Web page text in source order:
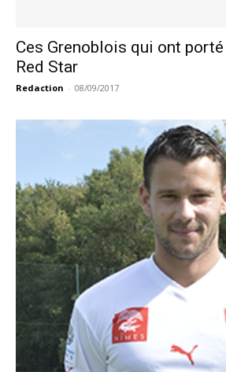
Ces Grenoblois qui ont
Red Star
Redaction - 08/09/2017